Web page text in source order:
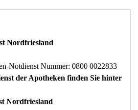
Nordfriesland
Notdienst Nummer: 0800 0022833
der Apotheken finden Sie hinter
Nordfriesland